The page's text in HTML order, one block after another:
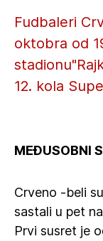
Fudbaleri
oktobra od
12. kola
MEĐUSOBNI
Crveno -beli
sastali u pet
Prvi susret je